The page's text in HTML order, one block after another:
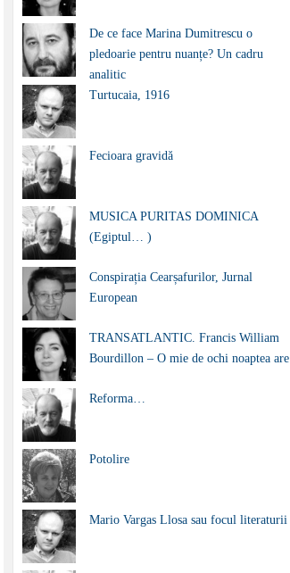
De ce face Marina Dumitrescu o
pledoarie pentru nuanțe? Un cadru
analitic
Turtucaia, 1916
Fecioara gravidă
MUSICA PURITAS DOMINICA
(Egiptul… )
Conspirația Cearșafurilor, Jurnal
European
TRANSATLANTIC. Francis William
Bourdillon – O mie de ochi noaptea are
Reforma…
Potolire
Mario Vargas Llosa sau focul literaturii